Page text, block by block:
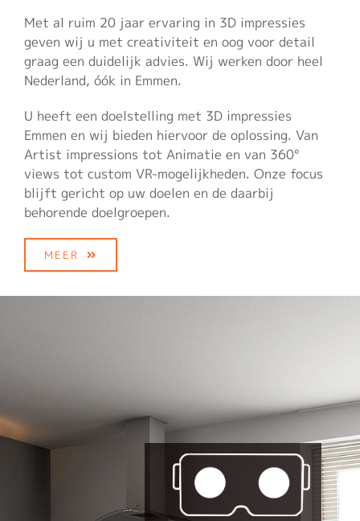
Met al ruim 20 jaar ervaring in 3D impressies
geven wij u met creativiteit en oog voor detail
graag een duidelijk advies. Wij werken door heel
Nederland, óók in Emmen.
U heeft een doelstelling met 3D impressies
Emmen en wij bieden hiervoor de oplossing. Van
Artist impressions tot Animatie en van 360°
views tot custom VR-mogelijkheden. Onze focus
blijft gericht op uw doelen en de daarbij
behorende doelgroepen.
MEER